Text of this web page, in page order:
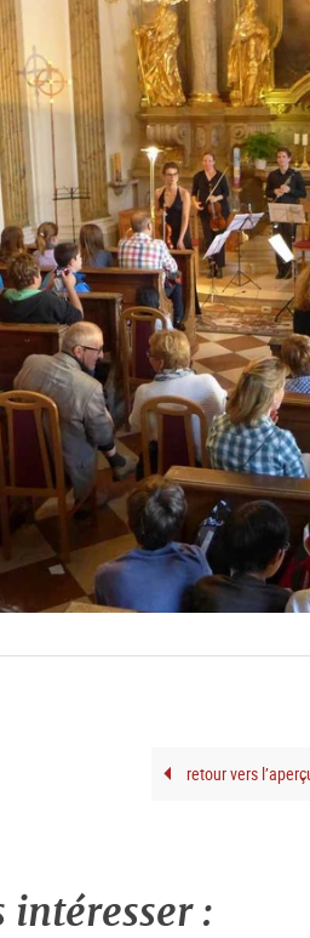
retour vers
: